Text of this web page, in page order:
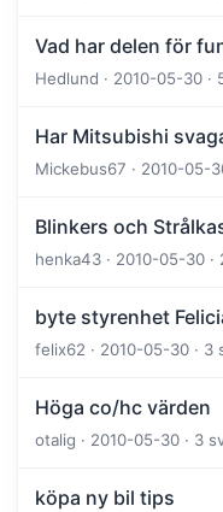
Vad har delen för
Hedlund · 2010-05-30 ·
Har Mitsubishi
Mickebus67 · 2010-05-
Blinkers och
henka43 · 2010-05-30
byte styrenhet
felix62 · 2010-05-30 · 3
Höga co/hc värden
otalig · 2010-05-30 · 3
köpa ny bil tips